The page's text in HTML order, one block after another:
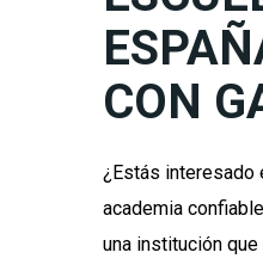
CON
¿Estás interesado
academia
una institución